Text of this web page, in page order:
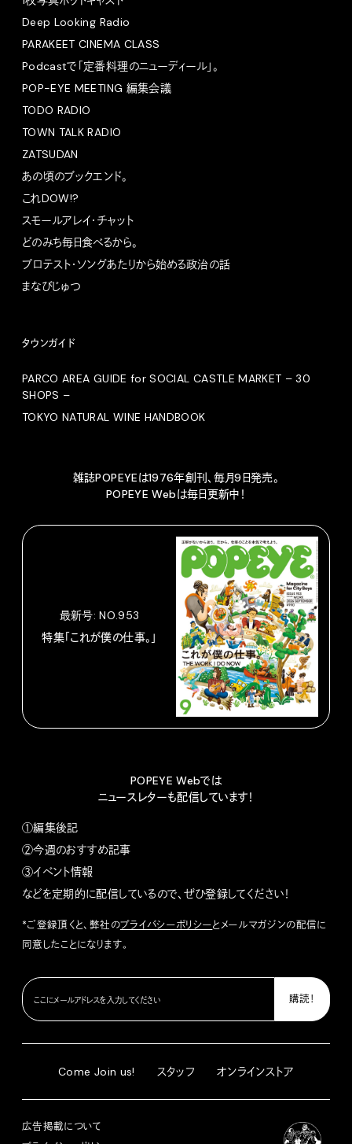
Deep Looking Radio
PARAKEET CINEMA CLASS
Podcastで「定番料理のニューディール」。
POP-EYE MEETING 編集会議
TODO RADIO
TOWN TALK RADIO
ZATSUDAN
あの頃のブックエンド。
これDOW!?
スモールアレイ・チャット
どのみち毎日食べるから。
プロテスト・ソングあたりから始める政治の話
まなびじゅつ
タウンガイド
PARCO AREA GUIDE for SOCIAL CASTLE MARKET – 30
SHOPS –
TOKYO NATURAL WINE HANDBOOK
雑誌POPEYEは1976年創刊、毎月9日発売。
POPEYE Webは毎日更新中！
最新号: NO.953
特集「これが僕の仕事。」
POPEYE Webでは
ニュースレターも配信しています！
①編集後記
②今週のおすすめ記事
③イベント情報
などを定期的に配信しているので、ぜひ登録してください！
*ご登録頂くと、弊社のプライバシーポリシーとメールマガジンの配信に
同意したことになります。
Come Join us! スタッフ オンラインストア
広告掲載について